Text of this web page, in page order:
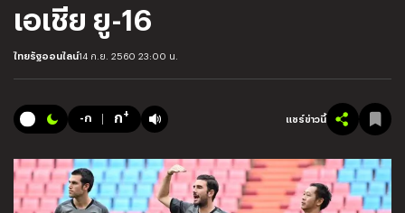
เอเชีย ยู-16
ไทยรัฐออนไลน์14 ก.ย. 2560 23:00 น.
-ก ก+ แชร์ข่าวนี้